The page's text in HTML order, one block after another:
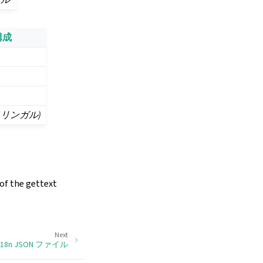
成
ンガル)
of the gettext
Next
JSON ファイル